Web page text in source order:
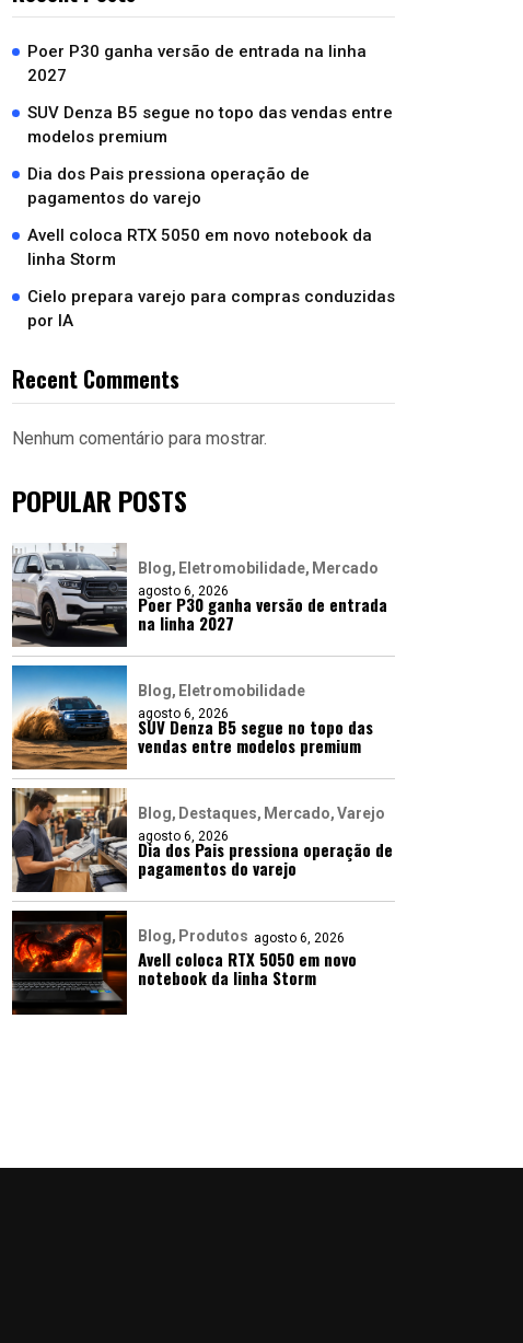
Poer P30 ganha versão de entrada na linha
2027
SUV Denza B5 segue no topo das vendas entre
modelos premium
Dia dos Pais pressiona operação de
pagamentos do varejo
Avell coloca RTX 5050 em novo notebook da
linha Storm
Cielo prepara varejo para compras conduzidas
por IA
Recent Comments
Nenhum comentário para mostrar.
POPULAR POSTS
Blog Eletromobilidade Mercado
agosto 6, 2026
Poer P30 ganha versão de entrada
na linha 2027
Blog Eletromobilidade
agosto 6, 2026
SUV Denza B5 segue no topo das
vendas entre modelos premium
Blog Destaques Mercado Varejo
agosto 6, 2026
Dia dos Pais pressiona operação de
pagamentos do varejo
Blog Produtos agosto 6, 2026
Avell coloca RTX 5050 em novo
notebook da linha Storm